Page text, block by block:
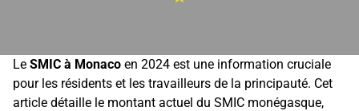
Le SMIC à Monaco en 2024 est une information cruciale
pour les résidents et les travailleurs de la principauté. Cet
article détaille le montant actuel du SMIC monégasque,